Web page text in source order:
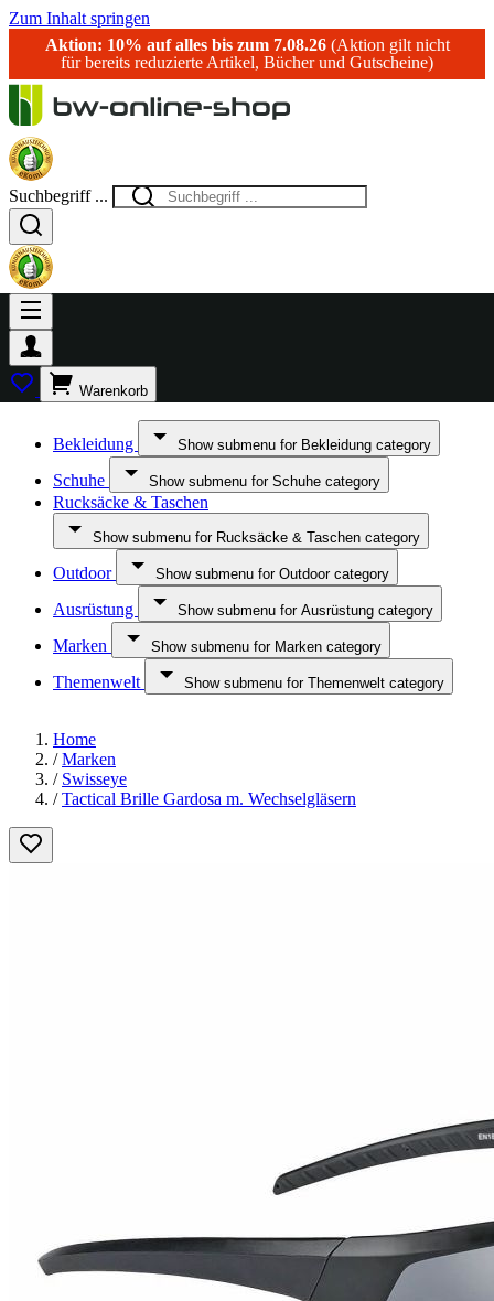
Zum Inhalt springen
Aktion: 10% auf alles bis zum 7.08.26(Aktion gilt nicht
für bereits reduzierte Artikel, Bücher und Gutscheine)
Suchbegriff ...
Warenkorb
Bekleidung Show submenu for Bekleidung category
Schuhe Show submenu for Schuhe category
Rucksäcke & Taschen
Show submenu for Rucksäcke & Taschen category
Outdoor Show submenu for Outdoor category
Ausrüstung Show submenu for Ausrüstung category
Marken Show submenu for Marken category
Themenwelt Show submenu for Themenwelt category
Home
/ Marken
/ Swisseye
/ Tactical Brille Gardosa m. Wechselgläsern